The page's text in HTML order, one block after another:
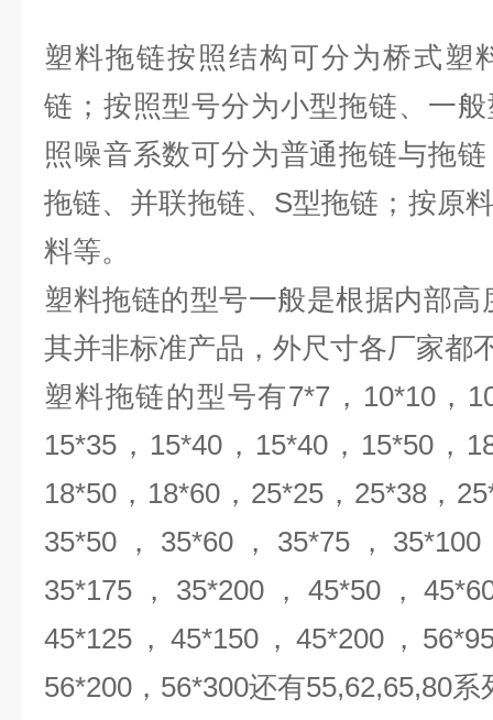
塑料拖链按照结构可分为桥式塑
链；按照型号分为小型拖链、一
照噪音系数可分为普通拖链与拖
拖链、并联拖链、S型拖链；按原
料等。
塑料拖链的型号一般是根据内部
其并非标准产品，外尺寸各厂家都
塑料拖链的型号有7*7，10*10，
15*35，15*40，15*40，15*50，
18*50，18*60，25*25，25*38，
35*50，35*60，35*75，
35*175，35*200，45*50，
45*125，45*150，45*200，
56*200，56*300还有